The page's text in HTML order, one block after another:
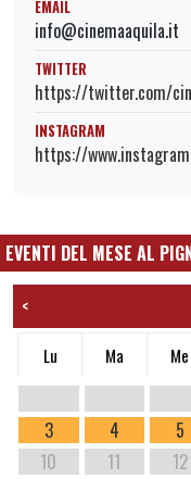
EMAIL
info@cinemaaquila.it
TWITTER
https://twitter.com/
INSTAGRAM
https://
EVENTI DEL MESE AL
<
Lu Ma Me
3
4 5
10
11 12